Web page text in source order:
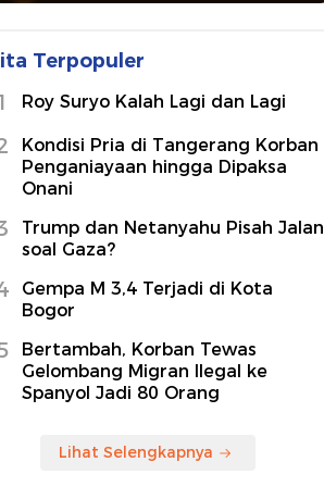
Terpopuler
Roy Suryo Kalah Lagi dan Lagi
Kondisi Pria di Tangerang Korban
Penganiayaan hingga Dipaksa
Onani
Trump dan Netanyahu Pisah Jalan
soal Gaza?
Gempa M 3,4 Terjadi di Kota
Bogor
Bertambah, Korban Tewas
Gelombang Migran Ilegal ke
Spanyol Jadi 80 Orang
Lihat Selengkapnya